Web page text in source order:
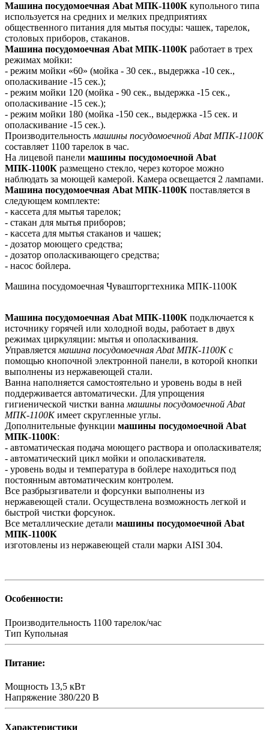
Машина посудомоечная Abat МПК-1100К купольного типа
используется на средних и мелких предприятиях
общественного питания для мытья посуды: чашек, тарелок,
столовых приборов, стаканов.
Машина посудомоечная Abat МПК-1100К работает в трех
режимах мойки:
- режим мойки «60» (мойка - 30 сек., выдержка -10 сек.,
ополаскивание -15 сек.);
- режим мойки 120 (мойка - 90 сек., выдержка -15 сек.,
ополаскивание -15 сек.);
- режим мойки 180 (мойка -150 сек., выдержка -15 сек. и
ополаскивание -15 сек.).
Производительность машины посудомоечной Abat МПК-1100К
составляет 1100 тарелок в час.
На лицевой панели машины посудомоечной Abat
МПК-1100К размещено стекло, через которое можно
наблюдать за моющей камерой. Камера освещается 2 лампами.
Машина посудомоечная Abat МПК-1100К поставляется в
следующем комплекте:
- кассета для мытья тарелок;
- стакан для мытья приборов;
- кассета для мытья стаканов и чашек;
- дозатор моющего средства;
- дозатор ополаскивающего средства;
- насос бойлера.
Машина посудомоечная Чувашторгтехника МПК-1100К
Машина посудомоечная Abat МПК-1100К подключается к
источнику горячей или холодной воды, работает в двух
режимах циркуляции: мытья и ополаскивания.
Управляется машина посудомоечная Abat МПК-1100Кс
помощью кнопочной электронной панели, в которой кнопки
выполнены из нержавеющей стали.
Ванна наполняется самостоятельно и уровень воды в ней
поддерживается автоматически. Для упрощения
гигиенической чистки ванна машины посудомоечной Abat
МПК-1100Кимеет скругленные углы.
Дополнительные функции машины посудомоечной Abat
МПК-1100К:
- автоматическая подача моющего раствора и ополаскивателя;
- автоматический цикл мойки и ополаскивателя.
- уровень воды и температура в бойлере находиться под
постоянным автоматическим контролем.
Все разбрызгиватели и форсунки выполнены из
нержавеющей стали. Осуществлена возможность легкой и
быстрой чистки форсунок.
Все металлические детали машины посудомоечной Abat
МПК-1100К
изготовлены из нержавеющей стали марки AISI 304.
Особенности:
Производительность 1100 тарелок/час
Тип Купольная
Питание:
Мощность 13,5 кВт
Напряжение 380/220 В
Характеристики